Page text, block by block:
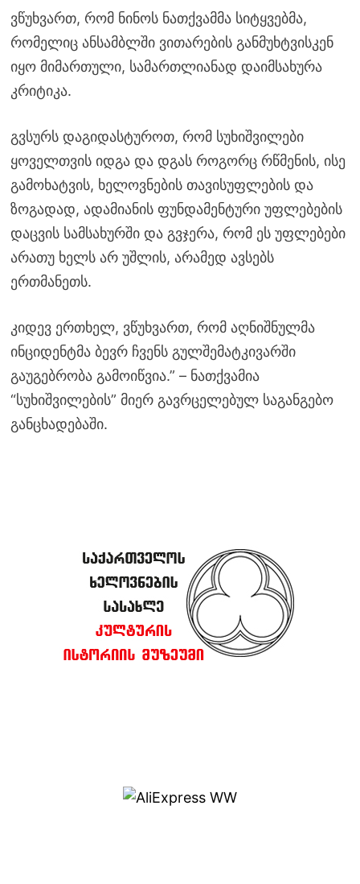
ვწუხვართ, რომ ნინოს ნათქვამმა სიტყვებმა,
რომელიც ანსამბლში ვითარების განმუხტვისკენ
იყო მიმართული, სამართლიანად დაიმსახურა
კრიტიკა.
გვსურს დაგიდასტუროთ, რომ სუხიშვილები
ყოველთვის იდგა და დგას როგორც რწმენის, ისე
გამოხატვის, ხელოვნების თავისუფლების და
ზოგადად, ადამიანის ფუნდამენტური უფლებების
დაცვის სამსახურში და გვჯერა, რომ ეს უფლებები
არათუ ხელს არ უშლის, არამედ ავსებს
ერთმანეთს.
კიდევ ერთხელ, ვწუხვართ, რომ აღნიშნულმა
ინციდენტმა ბევრ ჩვენს გულშემატკივარში
გაუგებრობა გამოიწვია.” – ნათქვამია
“სუხიშვილების” მიერ გავრცელებულ საგანგებო
განცხადებაში.